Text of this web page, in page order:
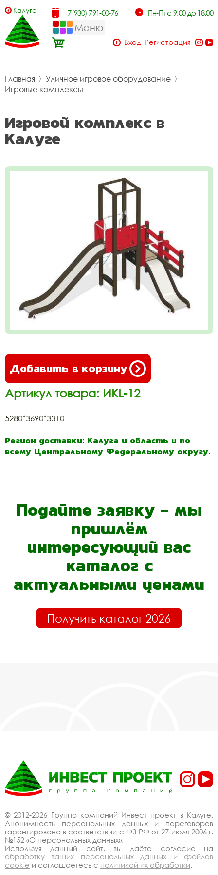
Калуга +7(930) 791-00-76 Пн-Пт с 9.00 до 18.00
Меню
Вход Регистрация
Главная 〉 Уличное игровое оборудование 〉
Игровые комплексы
Игровой комплекс в
Калуге
Добавить в корзину
Артикул товара: ИКL-12
5280*3690*3310
Регион доставки: Калуга и область и по
всему Центральному Федеральному округу.
Подайте заявку - мы
пришлём
интересующий вас
каталог с
актуальными ценами
Получить каталог 2026
© 2012-2026 Группа компаний Инвест проект в Калуге.
Анонимность персональных данных и переговоров
гарантирована в соответствии с ФЗ РФ от 27 июля 2006 г.
№152 «О персональных данных».
Используя данный сайт, вы даёте согласие на
обработку ваших персональных данных и файлов
cookie и соглашаетесь с политикой их обработки.